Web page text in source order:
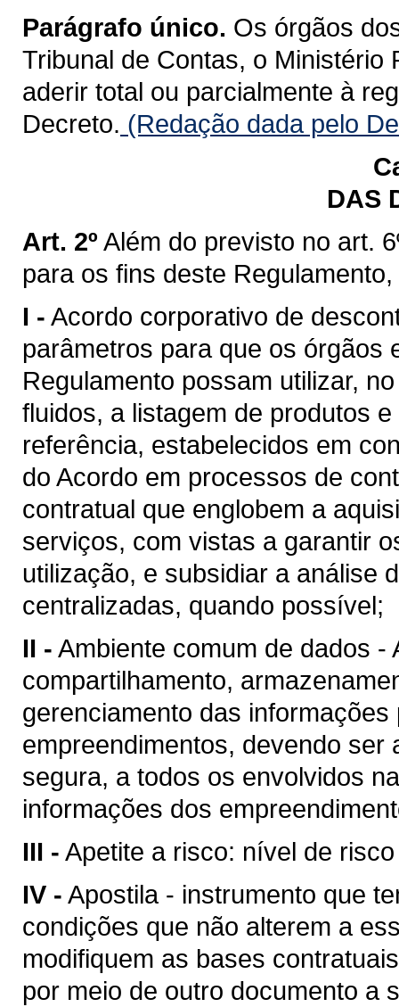
Parágrafo único. Os órgãos
Tribunal de Contas, o Ministério
aderir total ou parcialmente à
Decreto. (Redação dada pelo
DAS
Art. 2º Além do previsto no art.
para os fins deste
I - Acordo corporativo de
parâmetros para que os órgãos
Regulamento possam utilizar,
fluidos, a listagem de produtos
referência, estabelecidos em
do Acordo em processos de
contratual que englobem a
serviços, com vistas a garantir
utilização, e subsidiar a análise
centralizadas, quando possível;
II - Ambiente comum de dados
compartilhamento,
gerenciamento das
empreendimentos, devendo
segura, a todos os envolvidos
informações dos
III - Apetite a risco: nível de
IV - Apostila - instrumento que
condições que não alterem a
modifiquem as bases
por meio de outro documento a